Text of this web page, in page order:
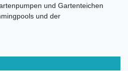
und Gartenteichen
und der